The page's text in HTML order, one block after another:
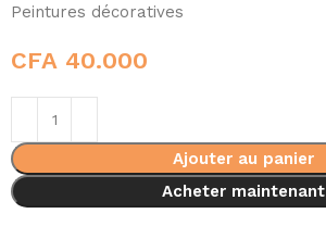
Peintures décoratives
CFA 40.000
Ajouter au panier
Acheter maintenant